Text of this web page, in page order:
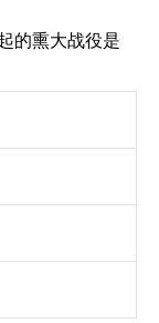
的熏大战役是